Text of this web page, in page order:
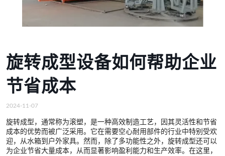
旋转成型设备如何帮助企业
节省成本
2024-11-07
旋转成型，通常称为滚塑，是一种高效制造工艺，因其灵活性和节省
成本的优势而被广泛采用。它在需要空心耐用部件的行业中特别受欢
迎，从水箱到户外家具。然而，除了多功能性之外，旋转成型还可以
为企业节省大量成本，从而显著影响盈利能力和生产效率。在这里，